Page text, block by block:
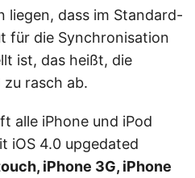
liegen, dass im Standard-
für die Synchronisation
ist, das heißt, die
rasch ab.
alle iPhone und iPod
iOS 4.0 upgedated
iPhone 3G, iPhone